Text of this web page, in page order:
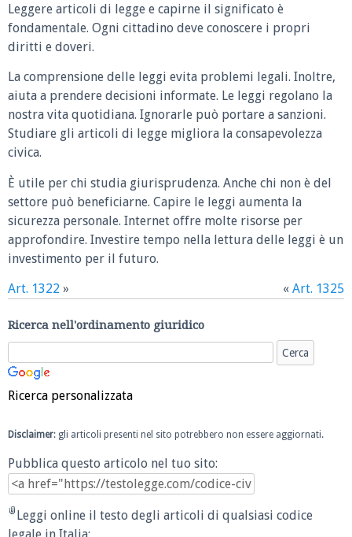
Leggere articoli di legge e capirne il significato è
fondamentale. Ogni cittadino deve conoscere i propri
diritti e doveri.
La comprensione delle leggi evita problemi legali. Inoltre,
aiuta a prendere decisioni informate. Le leggi regolano la
nostra vita quotidiana. Ignorarle può portare a sanzioni.
Studiare gli articoli di legge migliora la consapevolezza
civica.
È utile per chi studia giurisprudenza. Anche chi non è del
settore può beneficiarne. Capire le leggi aumenta la
sicurezza personale. Internet offre molte risorse per
approfondire. Investire tempo nella lettura delle leggi è un
investimento per il futuro.
Art. 1322 » « Art. 1325
Ricerca nell'ordinamento giuridico
Ricerca personalizzata
Disclaimer: gli articoli presenti nel sito potrebbero non essere aggiornati.
Pubblica questo articolo nel tuo sito:
Leggi online il testo degli articoli di qualsiasi codice